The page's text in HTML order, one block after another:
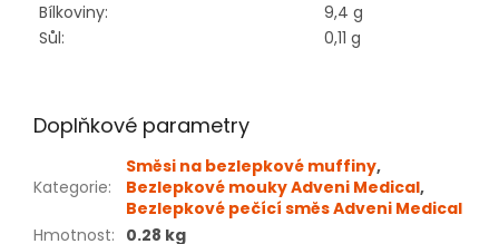
Bílkoviny:
9,4 g
Sůl:
0,11 g
Doplňkové parametry
Kategorie:
Směsi na bezlepkové muffiny,
Bezlepkové mouky Adveni Medical,
Bezlepkové pečící směs Adveni Medical
Hmotnost: 0.28 kg